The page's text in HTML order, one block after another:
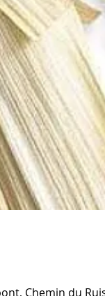
Chemin du